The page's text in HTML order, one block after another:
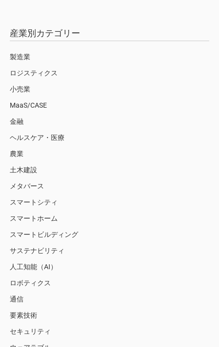
産業別カテゴリー
製造業
ロジスティクス
小売業
MaaS/CASE
金融
ヘルスケア・医療
農業
土木建設
メタバース
スマートシティ
スマートホーム
スマートビルディング
サステナビリティ
人工知能（AI）
ロボティクス
通信
要素技術
セキュリティ